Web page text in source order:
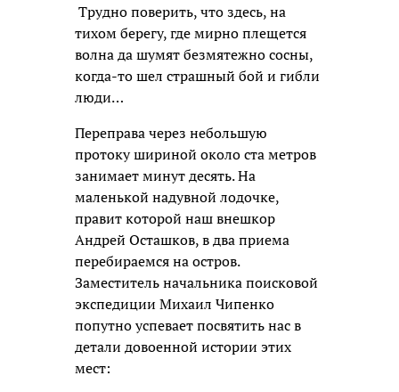
Трудно поверить, что здесь, на
тихом берегу, где мирно плещется
волна да шумят безмятежно сосны,
когда-то шел страшный бой и гибли
люди…
Переправа через небольшую
протоку шириной около ста метров
занимает минут десять. На
маленькой надувной лодочке,
правит которой наш внешкор
Андрей Осташков, в два приема
перебираемся на остров.
Заместитель начальника поисковой
экспедиции Михаил Чипенко
попутно успевает посвятить нас в
детали довоенной истории этих
мест: